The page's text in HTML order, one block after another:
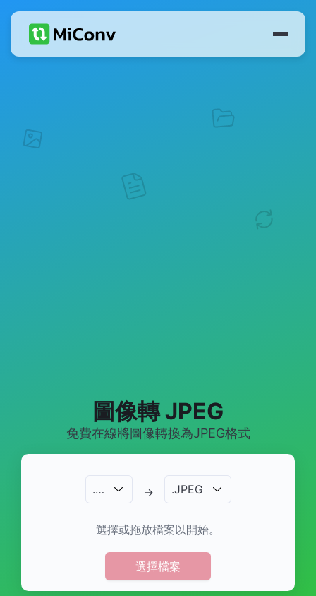
圖像轉 JPEG
免費在線將圖像轉換為JPEG格式
.… → .JPEG
選擇或拖放檔案以開始。
選擇檔案